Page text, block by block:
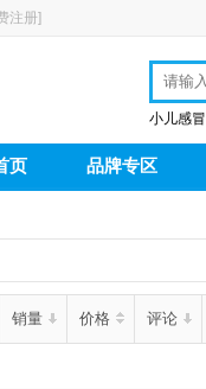
注册]
小儿感冒
页 品牌专区
销量 价格 评论